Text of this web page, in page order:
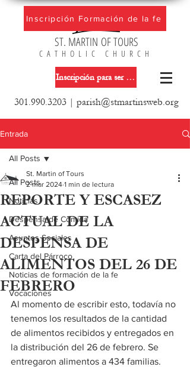
ST. MARTIN OF TOURS
CATHOLIC CHURCH
Inscripción para ser miembro de la iglesia
301.990.3203| parish@stmartinsweb.org
Inscripción Formación de la fe
Entrada
All Posts
Noticias
Despensa de Comida
Asuntos Sociales
Carta del Párroco
Noticias de formación de la fe
Vocaciones
All Posts
REPORTE Y ESCASEZ
ACTUAL DE LA
DESPENSA DE
ALIMENTOS DEL 26 DE
FEBRERO
St. Martin of Tours
2 mar 2024 1 min de lectura
Al momento de escribir esto, todavía no
tenemos los resultados de la cantidad
de alimentos recibidos y entregados en
la distribución del 26 de febrero. Se
entregaron alimentos a 434 familias.